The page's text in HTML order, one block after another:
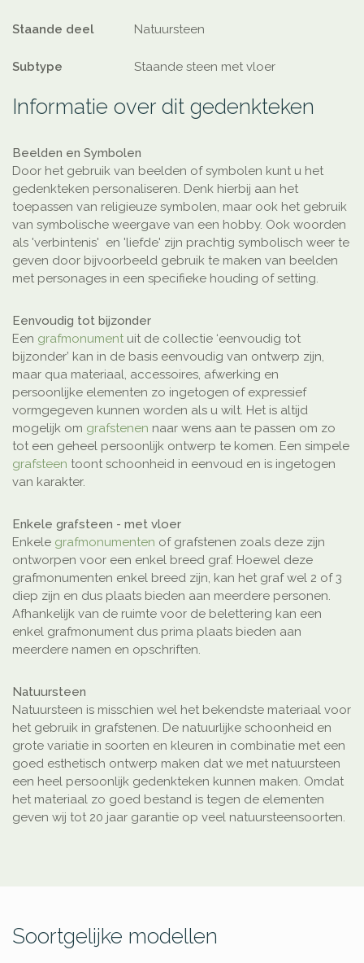
Staande deel Natuursteen
Subtype Staande steen met vloer
Informatie over dit gedenkteken
Beelden en Symbolen
Door het gebruik van beelden of symbolen kunt u het
gedenkteken personaliseren. Denk hierbij aan het
toepassen van religieuze symbolen, maar ook het gebruik
van symbolische weergave van een hobby. Ook woorden
als 'verbintenis' en 'liefde' zijn prachtig symbolisch weer te
geven door bijvoorbeeld gebruik te maken van beelden
met personages in een specifieke houding of setting.
Eenvoudig tot bijzonder
Een grafmonument uit de collectie ‘eenvoudig tot
bijzonder’ kan in de basis eenvoudig van ontwerp zijn,
maar qua materiaal, accessoires, afwerking en
persoonlijke elementen zo ingetogen of expressief
vormgegeven kunnen worden als u wilt. Het is altijd
mogelijk om grafstenen naar wens aan te passen om zo
tot een geheel persoonlijk ontwerp te komen. Een simpele
grafsteen toont schoonheid in eenvoud en is ingetogen
van karakter.
Enkele grafsteen - met vloer
Enkele grafmonumenten of grafstenen zoals deze zijn
ontworpen voor een enkel breed graf. Hoewel deze
grafmonumenten enkel breed zijn, kan het graf wel 2 of 3
diep zijn en dus plaats bieden aan meerdere personen.
Afhankelijk van de ruimte voor de belettering kan een
enkel grafmonument dus prima plaats bieden aan
meerdere namen en opschriften.
Natuursteen
Natuursteen is misschien wel het bekendste materiaal voor
het gebruik in grafstenen. De natuurlijke schoonheid en
grote variatie in soorten en kleuren in combinatie met een
goed esthetisch ontwerp maken dat we met natuursteen
een heel persoonlijk gedenkteken kunnen maken. Omdat
het materiaal zo goed bestand is tegen de elementen
geven wij tot 20 jaar garantie op veel natuursteensoorten.
Soortgelijke modellen